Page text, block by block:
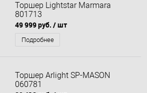
Торшер Lightstar Marmara
801713
49 999 руб. / шт
Подробнее
Торшер Arlight SP-MASON
060781